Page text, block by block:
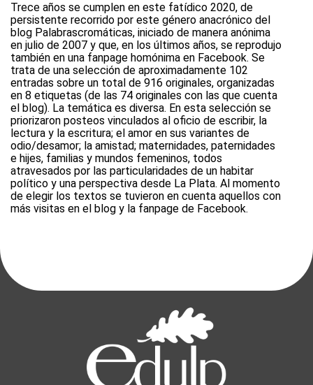
Trece años se cumplen en este fatídico 2020, de
persistente recorrido por este género anacrónico del
blog Palabrascromáticas, iniciado de manera anónima
en julio de 2007 y que, en los últimos años, se reprodujo
también en una fanpage homónima en Facebook. Se
trata de una selección de aproximadamente 102
entradas sobre un total de 916 originales, organizadas
en 8 etiquetas (de las 74 originales con las que cuenta
el blog). La temática es diversa. En esta selección se
priorizaron posteos vinculados al oficio de escribir, la
lectura y la escritura; el amor en sus variantes de
odio/desamor; la amistad; maternidades, paternidades
e hijes, familias y mundos femeninos, todos
atravesados por las particularidades de un habitar
político y una perspectiva desde La Plata. Al momento
de elegir los textos se tuvieron en cuenta aquellos con
más visitas en el blog y la fanpage de Facebook.